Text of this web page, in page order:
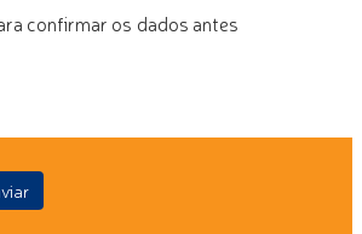
confirmar os dados antes